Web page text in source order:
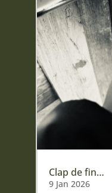
Clap de fin…
9 Jan 2026